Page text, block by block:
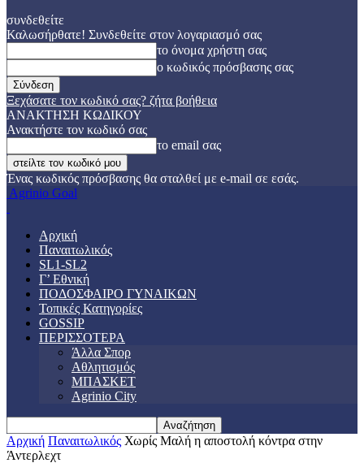
συνδεθείτε
Καλωσήρθατε! Συνδεθείτε στον λογαριασμό σας
το όνομα χρήστη σας
ο κωδικός πρόσβασης σας
Ξεχάσατε τον κωδικό σας? ζήτα βοήθεια
ΑΝΑΚΤΗΣΗ ΚΩΔΙΚΟΥ
Ανακτήστε τον κωδικό σας
το email σας
Ένας κωδικός πρόσβασης θα σταλθεί με e-mail σε εσάς.
Agrinio Goal
Αρχική
Παναιτωλικός
SL1-SL2
Γ’ Εθνική
ΠΟΔΟΣΦΑΙΡΟ ΓΥΝΑΙΚΩΝ
Τοπικές Κατηγορίες
GOSSIP
ΠΕΡΙΣΣΟΤΕΡΑ
Άλλα Σπορ
Αθλητισμός
ΜΠΑΣΚΕΤ
Agrinio City
Αρχική Παναιτωλικός Χωρίς Μαλή η αποστολή κόντρα στην
Άντερλεχτ